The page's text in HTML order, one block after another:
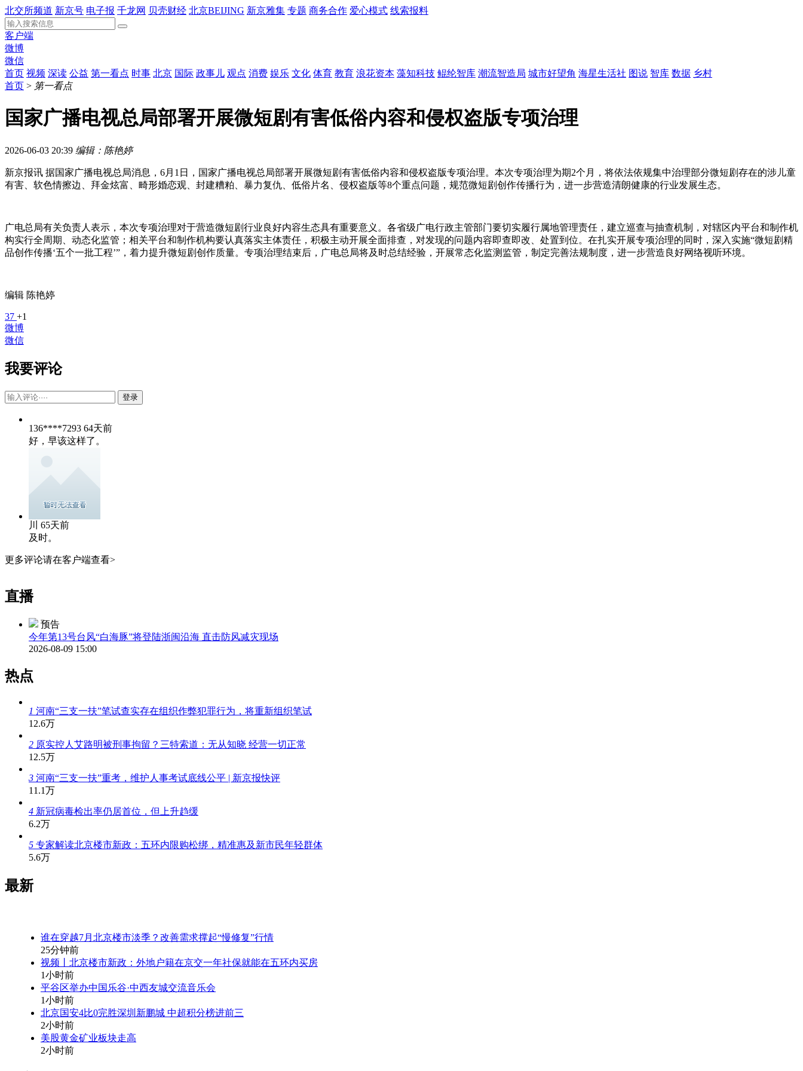
北交所频道 新京号 电子报 千龙网 贝壳财经 北京BEIJING 新京雅集 专题 商务合作 爱心模式 线索报料
客户端
微博
微信
首页 视频 深读 公益 第一看点 时事 北京 国际 政事儿 观点 消费 娱乐 文化 体育 教育 浪花资本 藻知科技 鲲纶智库 潮流智造局 城市好望角 海星生活社 图说 智库 数据 乡村
首页 > 第一看点
国家广播电视总局部署开展微短剧有害低俗内容和侵权盗版专项治理
2026-06-03 20:39 编辑：陈艳婷
新京报讯 据国家广播电视总局消息，6月1日，国家广播电视总局部署开展微短剧有害低俗内容和侵权盗版专项治理。本次专项治理为期2个月，将依法依规集中治理部分微短剧存在的涉儿童
有害、软色情擦边、拜金炫富、畸形婚恋观、封建糟粕、暴力复仇、低俗片名、侵权盗版等8个重点问题，规范微短剧创作传播行为，进一步营造清朗健康的行业发展生态。
广电总局有关负责人表示，本次专项治理对于营造微短剧行业良好内容生态具有重要意义。各省级广电行政主管部门要切实履行属地管理责任，建立巡查与抽查机制，对辖区内平台和制作机
构实行全周期、动态化监管；相关平台和制作机构要认真落实主体责任，积极主动开展全面排查，对发现的问题内容即查即改、处置到位。在扎实开展专项治理的同时，深入实施“微短剧精
品创作传播‘五个一批工程’”，着力提升微短剧创作质量。专项治理结束后，广电总局将及时总结经验，开展常态化监测监管，制定完善法规制度，进一步营造良好网络视听环境。
编辑 陈艳婷
37 +1
微博
微信
我要评论
登录
136****7293 64天前
好，早该这样了。
川
65天前
及时。
更多评论请在客户端查看>
直播
预告
今年第13号台风“白海豚”将登陆浙闽沿海 直击防风减灾现场
2026-08-09 15:00
热点
1 河南“三支一扶”笔试查实存在组织作弊犯罪行为，将重新组织笔试
12.6万
2 原实控人艾路明被刑事拘留？三特索道：无从知晓 经营一切正常
12.5万
3 河南“三支一扶”重考，维护人事考试底线公平 | 新京报快评
11.1万
4 新冠病毒检出率仍居首位，但上升趋缓
6.2万
5 专家解读北京楼市新政：五环内限购松绑，精准惠及新市民年轻群体
5.6万
最新
谁在穿越7月北京楼市淡季？改善需求撑起“慢修复”行情
25分钟前
视频丨北京楼市新政：外地户籍在京交一年社保就能在五环内买房
1小时前
平谷区举办中国乐谷·中西友城交流音乐会
1小时前
北京国安4比0完胜深圳新鹏城 中超积分榜进前三
2小时前
美股黄金矿业板块走高
2小时前